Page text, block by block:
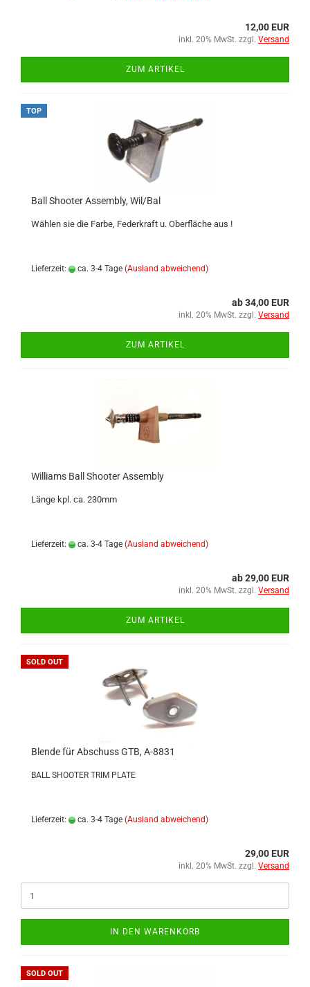
12,00 EUR
inkl. 20% MwSt. zzgl. Versand
ZUM ARTIKEL
TOP
Ball Shooter Assembly, Wil/Bal
Wählen sie die Farbe, Federkraft u. Oberfläche aus !
Lieferzeit: ca. 3-4 Tage (Ausland abweichend)
ab 34,00 EUR
inkl. 20% MwSt. zzgl. Versand
ZUM ARTIKEL
Williams Ball Shooter Assembly
Länge kpl. ca. 230mm
Lieferzeit: ca. 3-4 Tage (Ausland abweichend)
ab 29,00 EUR
inkl. 20% MwSt. zzgl. Versand
ZUM ARTIKEL
SOLD OUT
Blende für Abschuss GTB, A-8831
BALL SHOOTER TRIM PLATE
Lieferzeit: ca. 3-4 Tage (Ausland abweichend)
29,00 EUR
inkl. 20% MwSt. zzgl. Versand
IN DEN WARENKORB
SOLD OUT